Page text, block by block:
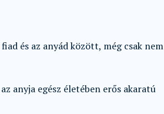
és az anyád között, még csak nem
anyja egész életében erős akaratú